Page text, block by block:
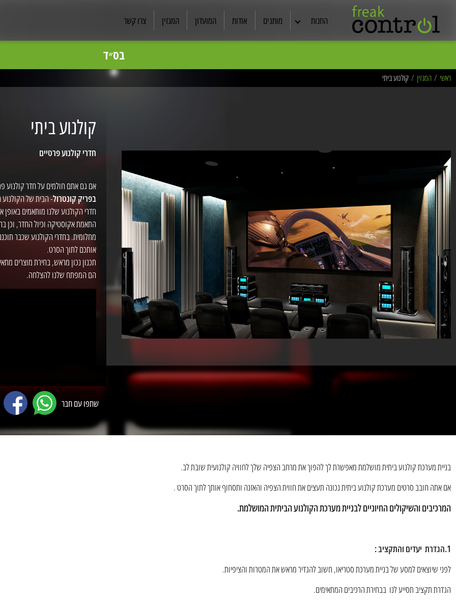
החנות
אוזניות
רמקולים
ריהוט אודיו /שיכוך
טיפול בחשמל
מגברי גיטרה MAGNATONE
מסכים לתנאי חוץ
פטיפונים
מותגים אודות המועדון המגזין צרו קשר
פריק קונטרול
כל מותגי האודיו קיימים בפריק קונטורל ויתווספו לאתר
המחירים באתר לפי מחירון צרכן מומלצים, לקבלת מחיר תחרותי וייעוץ ללא התחייבות
בס״ד
ראשי / המגזין / קולנוע ביתי
קולנוע ביתי
חדרי קולנוע פרטיים
אם גם אתם חולמים על חדר קולנוע
בפריק קונטרול- הבית של הקולנוע
חדרי הקולנוע שלנו מותאמים באופן
התאמת אקוסטיקה וכיול החדר, וכן
מחלומית. בחדרי הקולנוע שכבר
אותכם לתוך הסרט.
תכנון נכון מראש, בחירת מוצרים
הם המפתח שלנו להצלחה.
שתפו עם חבר
בניית מערכת קולנוע ביתית מושלמת מאפשרת לך להפוך את מרחב הצפיה שלך לחוויה קולנועית שובת לב.
אם אתה חובב סרטים מערכת קולנוע ביתית נכונה תעצים את חווית הצפיה והאזנה ותסחוף אותך לתוך הסרט .
המרכיבים והשיקולים החיוניים לבניית מערכת הקולנוע הביתית המושלמת.
1.הגדרת יעדים והתקציב :
לפני שיוצאים למסע של בניית מערכת סטריאו, חשוב להגדיר מראש את המטרות והציפיות.
הגדרת תקציב תסייע לנו בבחירת הרכיבים המתאימים.